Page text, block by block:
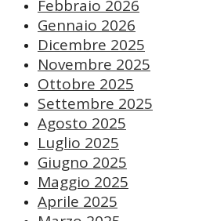
Febbraio 2026
Gennaio 2026
Dicembre 2025
Novembre 2025
Ottobre 2025
Settembre 2025
Agosto 2025
Luglio 2025
Giugno 2025
Maggio 2025
Aprile 2025